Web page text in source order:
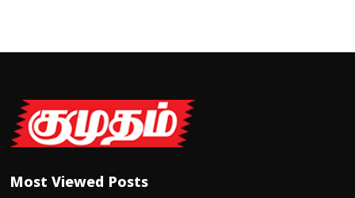
Most Viewed Posts